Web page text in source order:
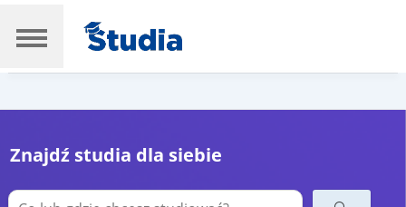
Znajdź studia dla siebie